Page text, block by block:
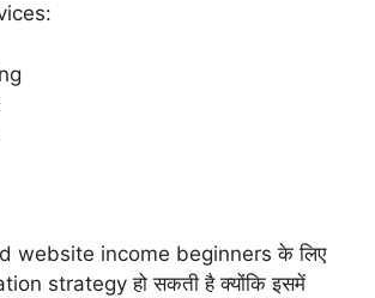
website income beginners के लिए
strategy हो सकती है क्योंकि इसमें